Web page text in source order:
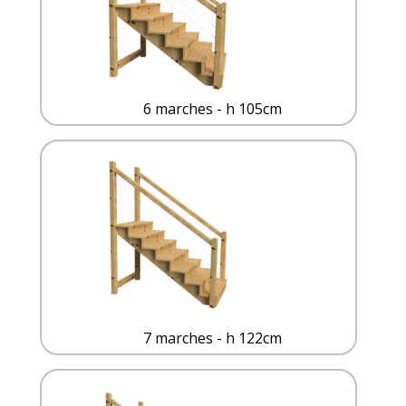
6 marches - h 105cm
7 marches - h 122cm